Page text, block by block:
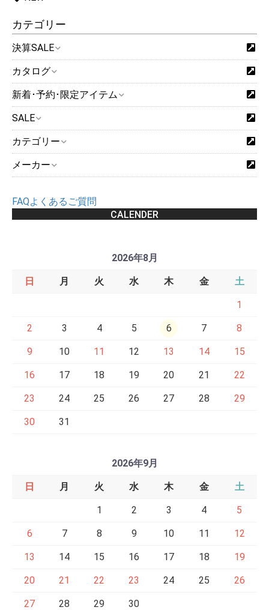
カテゴリー
決算SALE
カタログ
新着･予約･限定アイテム
SALE
カテゴリー
メーカー
FAQよくあるご質問
CALENDER
2026年8月
日 月 火 水 木 金 土
1
2 3 4 5 6 7 8
9 10 11 12 13 14 15
16 17 18 19 20 21 22
23 24 25 26 27 28 29
30 31
2026年9月
日 月 火 水 木 金 土
1 2 3 4 5
6 7 8 9 10 11 12
13 14 15 16 17 18 19
20 21 22 23 24 25 26
27 28 29 30